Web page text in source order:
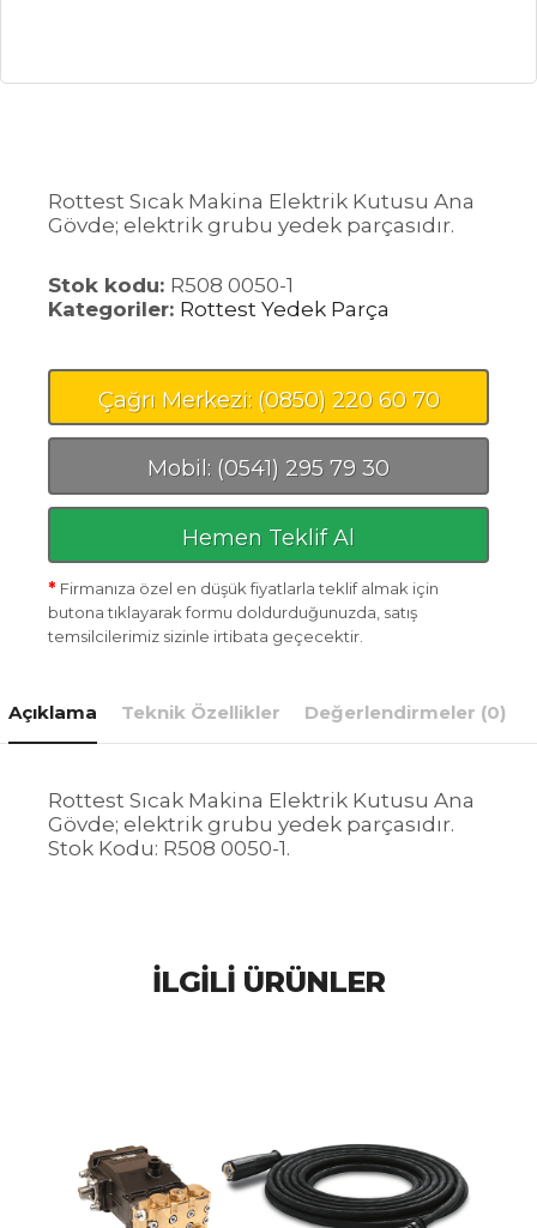
Rottest Sıcak Makina Elektrik Kutusu Ana
Gövde; elektrik grubu yedek parçasıdır.
Stok kodu: R508 0050-1
Kategoriler: Rottest Yedek Parça
Çağrı Merkezi: (0850) 220 60 70
Mobil: (0541) 295 79 30
Hemen Teklif Al
* Firmanıza özel en düşük fiyatlarla teklif almak için
butona tıklayarak formu doldurduğunuzda, satış
temsilcilerimiz sizinle irtibata geçecektir.
Açıklama Teknik Özellikler Değerlendirmeler (0)
Rottest Sıcak Makina Elektrik Kutusu Ana
Gövde; elektrik grubu yedek parçasıdır.
Stok Kodu: R508 0050-1.
İLGILI ÜRÜNLER